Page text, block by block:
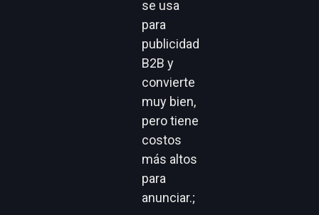
se usa
para
publicidad
B2B y
convierte
muy bien,
pero tiene
costos
más altos
para
anunciar.;